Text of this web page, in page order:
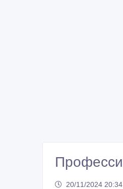
20/11/2024 20:34